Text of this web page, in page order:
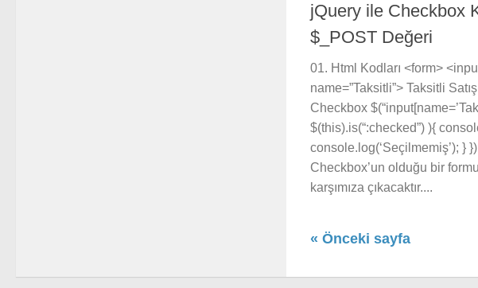
jQuery ile Checkbox
$_POST Değeri
01. Html Kodları <form>
name=”Taksitli”> Taksitli
Checkbox
$(this).is(“:checked”) ){
console.log(‘Seçilmemiş’); }
Checkbox’un olduğu bir
karşımıza çıkacaktır....
« Önceki sayfa